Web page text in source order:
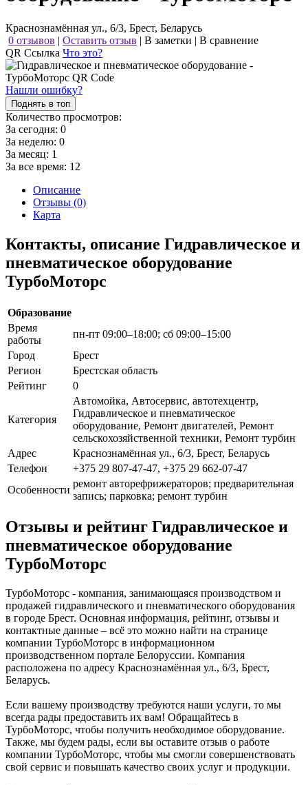
Краснознамённая ул., 6/3, Брест, Беларусь
0 отзывов | Оставить отзыв | В заметки | В сравнение
QR Ссылка Что это?
Нашли ошибку?
Поднять в топ
Количество просмотров:
За сегодня: 0
За неделю: 0
За месяц: 1
За все время: 12
Описание
Отзывы (0)
Карта
Контакты, описание Гидравлическое и
пневматическое оборудование
ТурбоМоторс
Образование
Время
работы
пн-пт 09:00–18:00; сб 09:00–15:00
Город
Брест
Регион
Брестская область
Рейтинг
0
Категория
Автомойка, Автосервис, автотехцентр,
Гидравлическое и пневматическое
оборудование, Ремонт двигателей, Ремонт
сельскохозяйственной техники, Ремонт турбин
Адрес
Краснознамённая ул., 6/3, Брест, Беларусь
Телефон
+375 29 807-47-47, +375 29 662-07-47
Особенности
ремонт авторефрижераторов; предварительная
запись; парковка; ремонт турбин
Отзывы и рейтинг Гидравлическое и
пневматическое оборудование
ТурбоМоторс
ТурбоМоторс - компания, занимающаяся производством и
продажей гидравлического и пневматического оборудования
в городе Брест. Основная информация, рейтинг, отзывы и
контактные данные – всё это можно найти на странице
компании ТурбоМоторс в информационном
производственном портале Белоруссии. Компания
расположена по адресу Краснознамённая ул., 6/3, Брест,
Беларусь.
Если вашему производству требуются наши услуги, то мы
всегда рады предоставить их вам! Обращайтесь в
ТурбоМоторс, чтобы получить необходимое оборудование.
Также, мы будем рады, если вы оставите отзыв о работе
компании ТурбоМоторс, чтобы мы смогли совершенствовать
свой сервис и повышать качество своих услуг и продукции.